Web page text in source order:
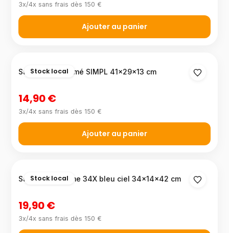
3x/4x sans frais dès 150 €
Ajouter au panier
Stock local
Sac à dos imprimé SIMPL 41×29×13 cm
14,90 €
3x/4x sans frais dès 150 €
Ajouter au panier
Stock local
Sac à dos Xtreme 34X bleu ciel 34×14×42 cm
19,90 €
3x/4x sans frais dès 150 €